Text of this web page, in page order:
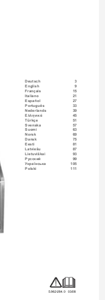
Deutsch
3
English
9
Français
15
Italiano
21
Español
27
Português
33
Nederlands
39
Ελληνικά
45
Türkçe
51
Svenska
57
Suomi
63
Norsk
69
Dansk
75
Eesti
81
Latviešu
87
Lietuviškai 93
Руccкий 99
Українська 105
Polski 111
5.962-284.0   03/08